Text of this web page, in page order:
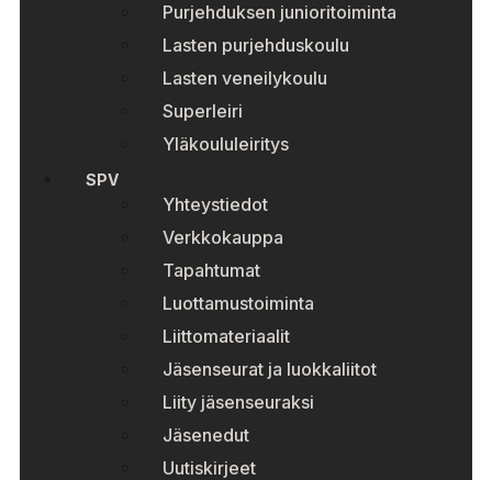
Purjehduksen junioritoiminta
Lasten purjehduskoulu
Lasten veneilykoulu
Superleiri
Yläkoululeiritys
SPV
Yhteystiedot
Verkkokauppa
Tapahtumat
Luottamustoiminta
Liittomateriaalit
Jäsenseurat ja luokkaliitot
Liity jäsenseuraksi
Jäsenedut
Uutiskirjeet